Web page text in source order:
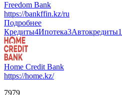
Freedom Bank
https://bankffin.kz/ru
Подробнее
Кредиты4Ипотека3Автокредиты1
Home Credit Bank
https://home.kz/
7979